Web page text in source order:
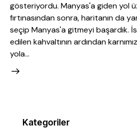
gösteriyordu. Manyas'a giden yol
fırtınasından sonra, haritanın da
seçip Manyas'a gitmeyi başardık.
edilen kahvaltının ardından
yola…
Kategoriler